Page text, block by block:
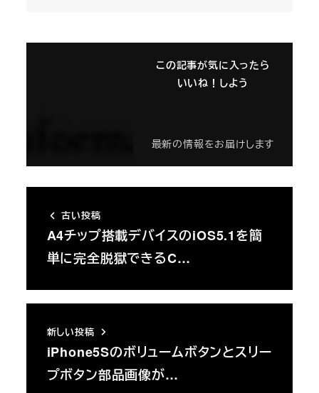
この記事が気に入ったら
いいね！しよう
最新の情報をお届けします
古い投稿
A4チップ搭載デバイスのiOS5.1を簡
単に完全脱獄できるC…
新しい投稿
iPhone5Sのボリュームボタンとスリー
プボタン部品画像が…